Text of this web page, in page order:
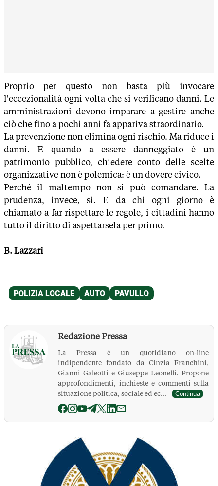
Proprio per questo non basta più invocare
l'eccezionalità ogni volta che si verificano danni. Le
amministrazioni devono imparare a gestire anche
ciò che fino a pochi anni fa appariva straordinario.
La prevenzione non elimina ogni rischio. Ma riduce i
danni. E quando a essere danneggiato è un
patrimonio pubblico, chiedere conto delle scelte
organizzative non è polemica: è un dovere civico.
Perché il maltempo non si può comandare. La
prudenza, invece, sì. E da chi ogni giorno è
chiamato a far rispettare le regole, i cittadini hanno
tutto il diritto di aspettarsela per primo.
B. Lazzari
Redazione Pressa
La Pressa è un quotidiano on-line
indipendente fondato da Cinzia Franchini,
Gianni Galeotti e Giuseppe Leonelli. Propone
approfondimenti, inchieste e commenti sulla
situazione politica, sociale ed ec...
Continua